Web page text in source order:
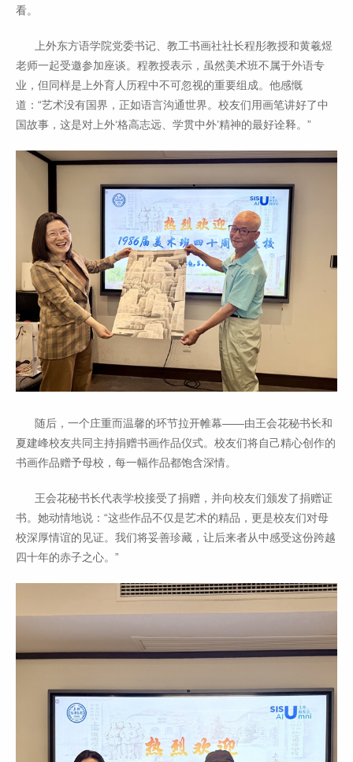
看。
上外东方语学院党委书记、教工书画社社长程彤教授和黄羲煜
老师一起受邀参加座谈。程教授表示，虽然美术班不属于外语专
业，但同样是上外育人历程中不可忽视的重要组成。他感慨
道：“艺术没有国界，正如语言沟通世界。校友们用画笔讲好了中
国故事，这是对上外‘格高志远、学贯中外’精神的最好诠释。”
随后，一个庄重而温馨的环节拉开帷幕——由王会花秘书长和
夏建峰校友共同主持捐赠书画作品仪式。校友们将自己精心创作的
书画作品赠予母校，每一幅作品都饱含深情。
王会花秘书长代表学校接受了捐赠，并向校友们颁发了捐赠证
书。她动情地说：“这些作品不仅是艺术的精品，更是校友们对母
校深厚情谊的见证。我们将妥善珍藏，让后来者从中感受这份跨越
四十年的赤子之心。”